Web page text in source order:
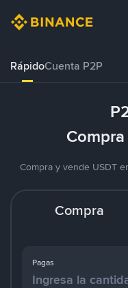
RápidoCuenta P2P
Compra y vende USDT
Compra
Pagas